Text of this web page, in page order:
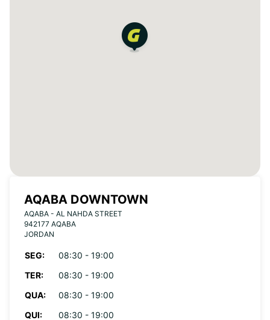
AQABA DOWNTOWN
AQABA - AL NAHDA STREET
942177 AQABA
JORDAN
SEG:
08:30 - 19:00
TER:
08:30 - 19:00
QUA:
08:30 - 19:00
QUI:
08:30 - 19:00